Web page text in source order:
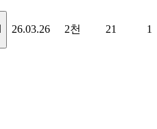
26.03.26 2천 21 1